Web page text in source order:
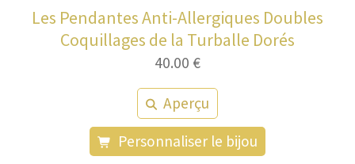
Les Pendantes Anti-Allergiques Doubles
Coquillages de la Turballe Dorés
40.00 €
Aperçu
Personnaliser le bijou